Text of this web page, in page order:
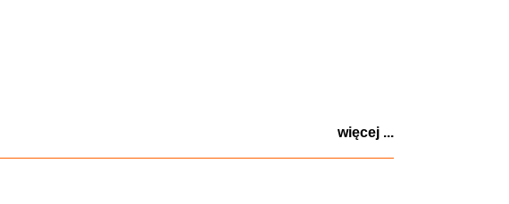
więcej ...